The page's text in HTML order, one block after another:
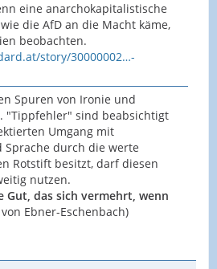
eine anarchokapitalistische
die AfD an die Macht käme,
beobachten.
story/30000002…-
Spuren von Ironie und
"Tippfehler" sind beabsichtigt
Umgang mit
Sprache durch die werte
Rotstift besitzt, darf diesen
nutzen.
Gut, das sich vermehrt, wenn
Ebner-Eschenbach)